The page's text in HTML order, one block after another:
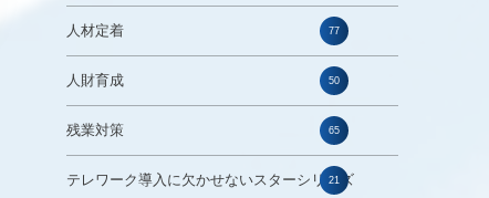
人材定着 77
人財育成 50
残業対策 65
テレワーク導入に欠かせないスターシリーズ
21